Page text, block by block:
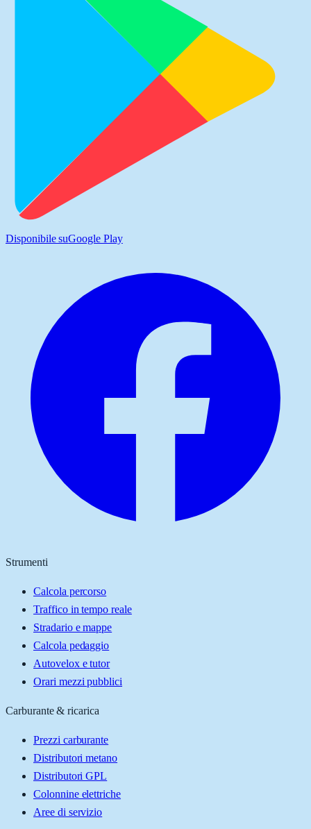
Disponibile suGoogle Play
Strumenti
Calcola percorso
Traffico in tempo reale
Stradario e mappe
Calcola pedaggio
Autovelox e tutor
Orari mezzi pubblici
Carburante & ricarica
Prezzi carburante
Distributori metano
Distributori GPL
Colonnine elettriche
Aree di servizio